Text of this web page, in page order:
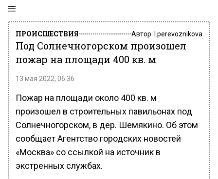
ПРОИСШЕСТВИЯ Автор: l.perevoznikova
Под Солнечногорском произошел
пожар на площади 400 кв. м
13 мая 2022, 06:36
Пожар на площади около 400 кв. м
произошел в строительных павильонах под
Солнечногорском, в дер. Шемякино. Об этом
сообщает Агентство городских новостей
«Москва» со ссылкой на источник в
экстренных службах.